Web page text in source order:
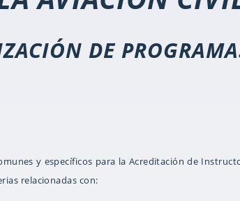
DE
y específicos para la Acreditación de
relacionadas con: